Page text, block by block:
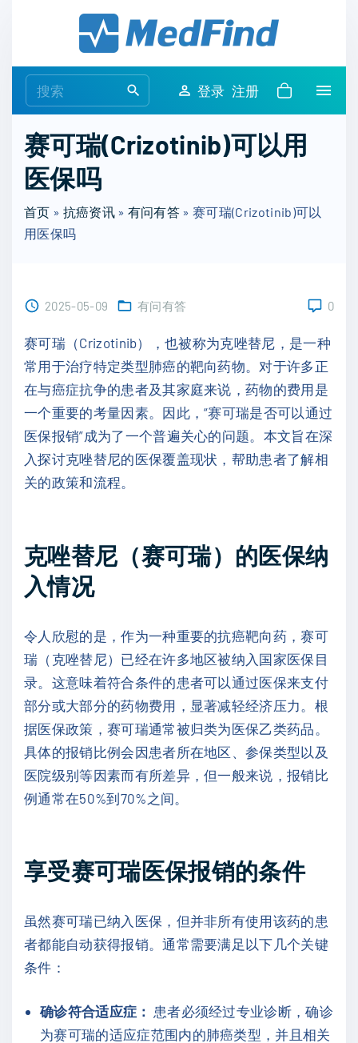
e
r
f
登录 注册
赛可瑞(Crizotinib)可以用
医保吗
首页 » 抗癌资讯» 有问有答 »赛可瑞(Crizotinib)可以
用医保吗
2025-05-09 有问有答 0
赛可瑞（Crizotinib），也被称为克唑替尼，是一种
常用于治疗特定类型肺癌的靶向药物。对于许多正
在与癌症抗争的患者及其家庭来说，药物的费用是
一个重要的考量因素。因此，“赛可瑞是否可以通过
医保报销”成为了一个普遍关心的问题。本文旨在深
入探讨克唑替尼的医保覆盖现状，帮助患者了解相
关的政策和流程。
克唑替尼（赛可瑞）的医保纳
入情况
令人欣慰的是，作为一种重要的抗癌靶向药，赛可
瑞（克唑替尼）已经在许多地区被纳入国家医保目
录。这意味着符合条件的患者可以通过医保来支付
部分或大部分的药物费用，显著减轻经济压力。根
据医保政策，赛可瑞通常被归类为医保乙类药品。
具体的报销比例会因患者所在地区、参保类型以及
医院级别等因素而有所差异，但一般来说，报销比
例通常在50%到70%之间。
享受赛可瑞医保报销的条件
虽然赛可瑞已纳入医保，但并非所有使用该药的患
者都能自动获得报销。通常需要满足以下几个关键
条件：
确诊符合适应症： 患者必须经过专业诊断，确诊
为赛可瑞的适应症范围内的肺癌类型，并且相关